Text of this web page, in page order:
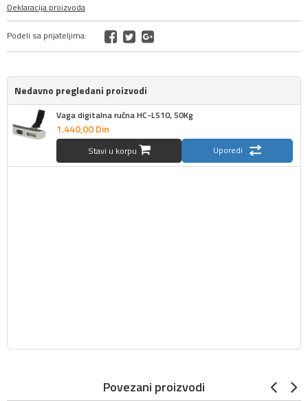
Deklaracija proizvoda
Podeli sa prijateljima:
Nedavno pregledani proizvodi
Vaga digitalna ručna HC-LS10, 50Kg
1.440,00Din
Stavi u korpu Uporedi
Povezani proizvodi